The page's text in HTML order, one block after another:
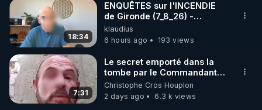
🌱 INSTAGRAM
https://www.instagram.com/rdlr_thierrycasasnovas/
http://rgnr.li/instagram
🌱 LA NEWSLETTER
Pour ne pas rater l’actualité RGNR (stages,
18:34
ENQUÊTES sur l'INCENDIE
de Gironde (7_8_26) -
Philippe WEBER
klaudius
6 hours ago
193 views
7:31
Le secret emporté dans la
tombe par le Commandant
Cousteau le 25 juin 1997
Christophe Cros Houplon
2 days ago
6.3 k views